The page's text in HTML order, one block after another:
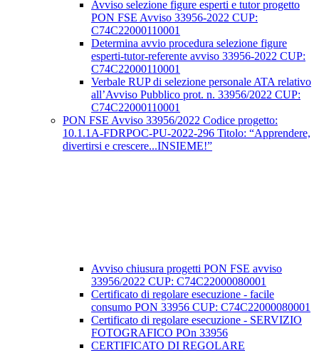
Avviso selezione figure esperti e tutor progetto
PON FSE Avviso 33956-2022 CUP:
C74C22000110001
Determina avvio procedura selezione figure
esperti-tutor-referente avviso 33956-2022 CUP:
C74C22000110001
Verbale RUP di selezione personale ATA relativo
all’Avviso Pubblico prot. n. 33956/2022 CUP:
C74C22000110001
PON FSE Avviso 33956/2022 Codice progetto:
10.1.1A-FDRPOC-PU-2022-296 Titolo: “Apprendere,
divertirsi e crescere...INSIEME!”
Avviso chiusura progetti PON FSE avviso
33956/2022 CUP: C74C22000080001
Certificato di regolare esecuzione - facile
consumo PON 33956 CUP: C74C22000080001
Certificato di regolare esecuzione - SERVIZIO
FOTOGRAFICO POn 33956
CERTIFICATO DI REGOLARE